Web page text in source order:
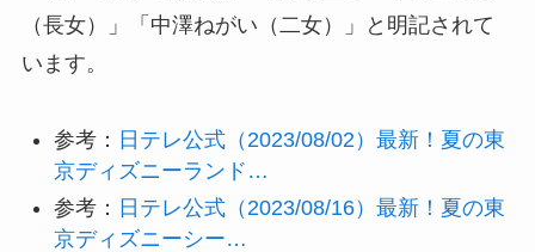
（長女）」「中澤ねがい（二女）」と明記されて
います。
参考： 日テレ公式（2023/08/02）最新！夏の東
京ディズニーランド…
参考： 日テレ公式（2023/08/16）最新！夏の東
京ディズニーシー…